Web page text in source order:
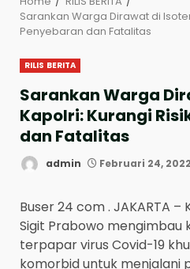
Sarankan Warga Dirawat di
Penyebaran dan Fatalitas
RILIS BERITA
Sarankan Warga
Kapolri: Kurangi
dan Fatalitas
admin Februari 24, 2022
Buser 24 com . JAKARTA
Sigit Prabowo mengimbau
terpapar virus Covid-19
komorbid untuk menjalani